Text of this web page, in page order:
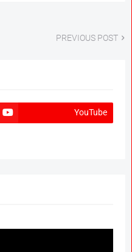
PREVIOUS POST
YouTube